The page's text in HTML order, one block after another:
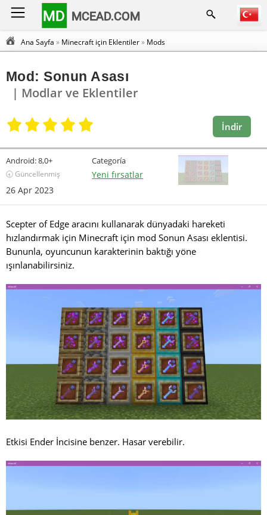
MD MCEAD.COM
Ana Sayfa » Minecraft için Eklentiler» Mods
Mod: Sonun Asası
| Modlar ve Eklentiler
İndir
Android:8,0+
🕣 Güncellenmiş
26 Apr 2023
Categoría
Yeni fırsatlar
Scepter of Edge aracını kullanarak dünyadaki hareketi
hızlandırmak için Minecraft için mod Sonun Asası eklentisi.
Bununla, oyuncunun karakterinin baktığı yöne
ışınlanabilirsiniz.
Etkisi Ender İncisine benzer. Hasar verebilir.